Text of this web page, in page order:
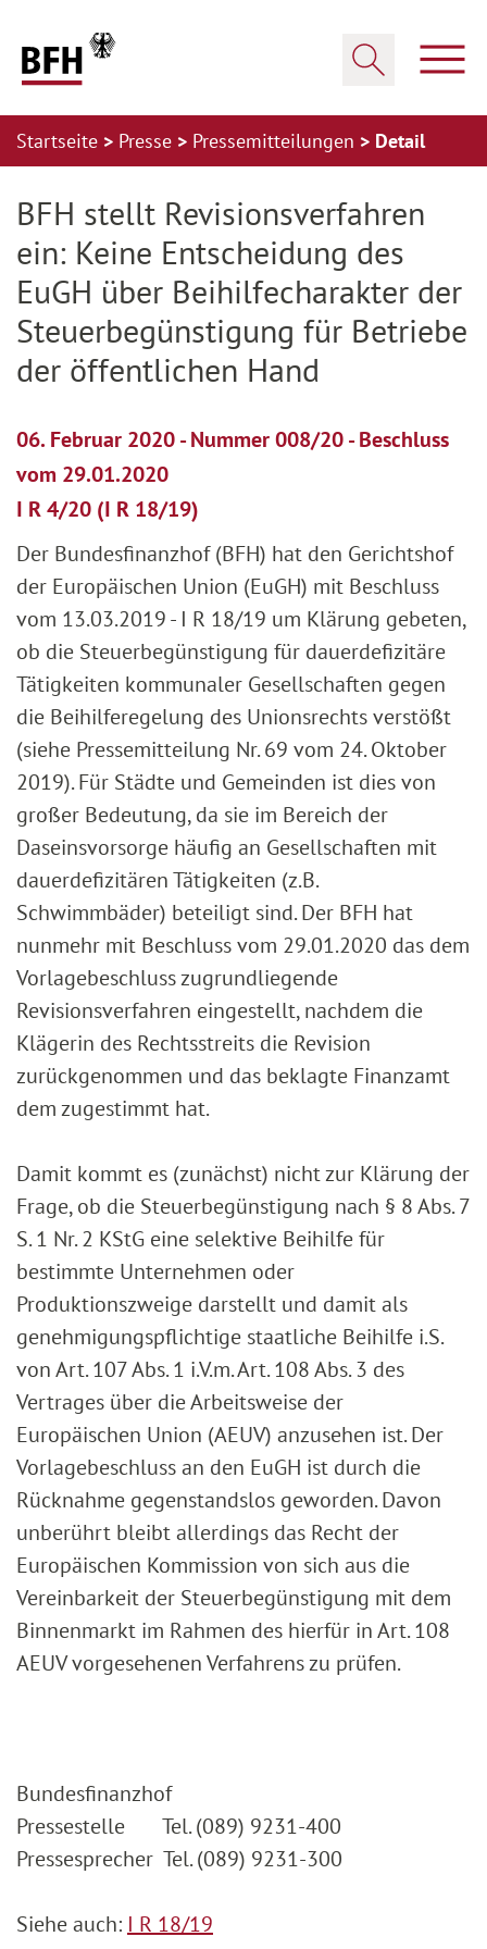
Startseite Presse Pressemitteilungen Detail
BFH stellt Revisionsverfahren
ein: Keine Entscheidung des
EuGH über Beihilfecharakter der
Steuerbegünstigung für Betriebe
der öffentlichen Hand
06. Februar 2020 - Nummer 008/20 - Beschluss
vom 29.01.2020
I R 4/20 (I R 18/19)
Der Bundesfinanzhof (BFH) hat den Gerichtshof
der Europäischen Union (EuGH) mit Beschluss
vom 13.03.2019 - I R 18/19 um Klärung gebeten,
ob die Steuerbegünstigung für dauerdefizitäre
Tätigkeiten kommunaler Gesellschaften gegen
die Beihilferegelung des Unionsrechts verstößt
(siehe Pressemitteilung Nr. 69 vom 24. Oktober
2019). Für Städte und Gemeinden ist dies von
großer Bedeutung, da sie im Bereich der
Daseinsvorsorge häufig an Gesellschaften mit
dauerdefizitären Tätigkeiten (z.B.
Schwimmbäder) beteiligt sind. Der BFH hat
nunmehr mit Beschluss vom 29.01.2020 das dem
Vorlagebeschluss zugrundliegende
Revisionsverfahren eingestellt, nachdem die
Klägerin des Rechtsstreits die Revision
zurückgenommen und das beklagte Finanzamt
dem zugestimmt hat.
Damit kommt es (zunächst) nicht zur Klärung der
Frage, ob die Steuerbegünstigung nach § 8 Abs. 7
S. 1 Nr. 2 KStG eine selektive Beihilfe für
bestimmte Unternehmen oder
Produktionszweige darstellt und damit als
genehmigungspflichtige staatliche Beihilfe i.S.
von Art. 107 Abs. 1 i.V.m. Art. 108 Abs. 3 des
Vertrages über die Arbeitsweise der
Europäischen Union (AEUV) anzusehen ist. Der
Vorlagebeschluss an den EuGH ist durch die
Rücknahme gegenstandslos geworden. Davon
unberührt bleibt allerdings das Recht der
Europäischen Kommission von sich aus die
Vereinbarkeit der Steuerbegünstigung mit dem
Binnenmarkt im Rahmen des hierfür in Art. 108
AEUV vorgesehenen Verfahrens zu prüfen.
Bundesfinanzhof
Pressestelle Tel. (089) 9231-400
Pressesprecher Tel. (089) 9231-300
Siehe auch: I R 18/19